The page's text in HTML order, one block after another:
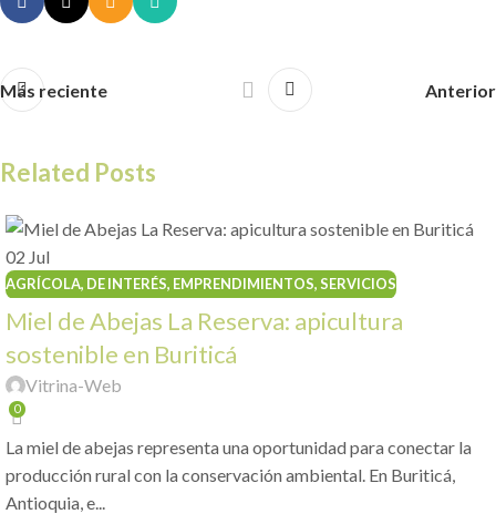
Más reciente Anterior
Related Posts
02 Jul
AGRÍCOLA, DE INTERÉS, EMPRENDIMIENTOS,SERVICIOS
Miel de Abejas La Reserva: apicultura
sostenible en Buriticá
Vitrina-Web
0
La miel de abejas representa una oportunidad para conectar la
producción rural con la conservación ambiental. En Buriticá,
Antioquia, e...